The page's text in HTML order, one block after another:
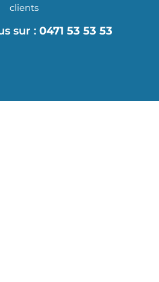
clients
sur : 0471 53 53 53